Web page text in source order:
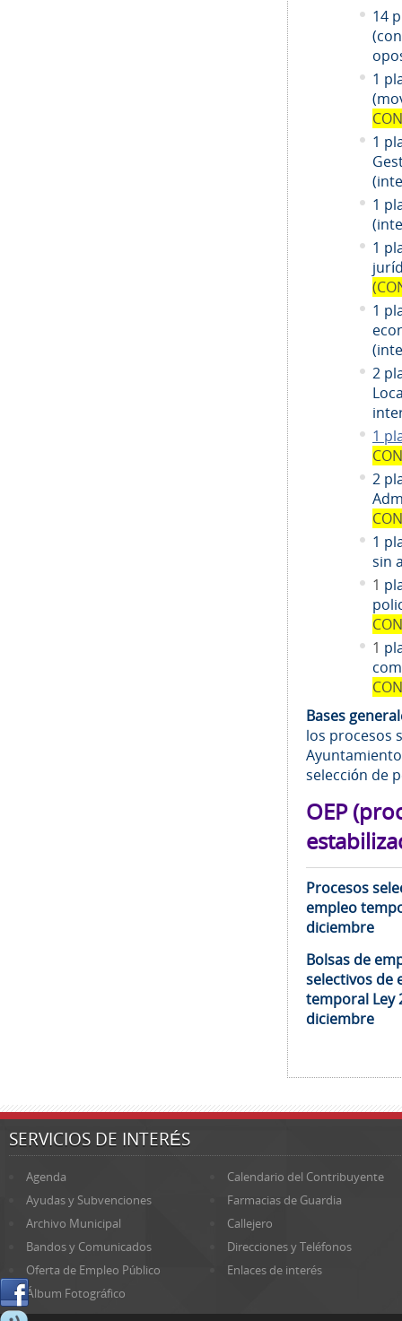
14
1
1
1
1
1
2
1
2
1
sin
1
1
Bases
los procesos
selección de
OEP
Procesos
empleo
diciembre
Bolsas de
selectivos de
temporal Ley
diciembre
SERVICIOS DE INTERÉS
Agenda
Calendario del Contribuyente
Ayudas y Subvenciones
Farmacias de Guardia
Archivo Municipal
Callejero
Bandos y Comunicados
Direcciones y Teléfonos
Oferta de Empleo Público
Enlaces de interés
Álbum Fotográfico